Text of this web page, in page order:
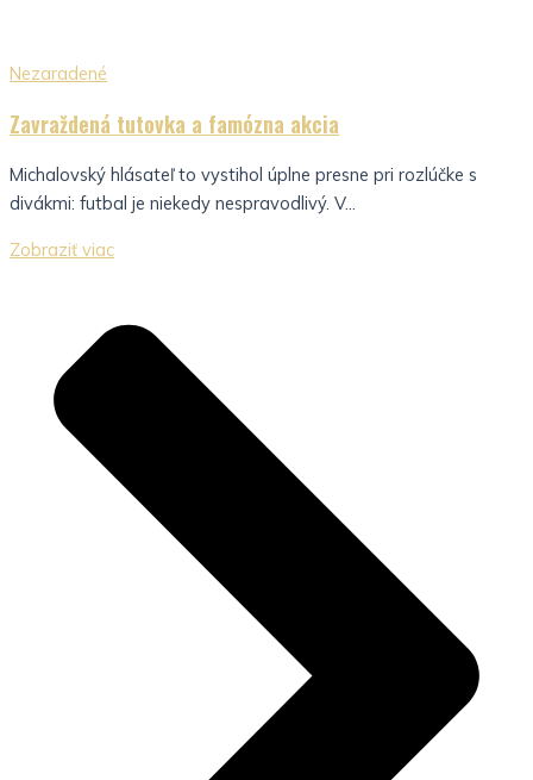
Nezaradené
Zavraždená tutovka a famózna akcia
Michalovský hlásateľ to vystihol úplne presne pri rozlúčke s
divákmi: futbal je niekedy nespravodlivý. V...
Zobraziť viac